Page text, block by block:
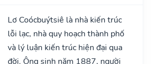
Lơ Coócbuýtsiê là nhà kiến trúc
lỗi lạc, nhà quy hoạch thành phố
và lý luận kiến trúc hiện đại qua
đời. Ông sinh năm 1887, người